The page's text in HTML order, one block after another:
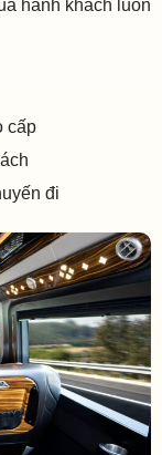
hành khách luôn
cấp
đi